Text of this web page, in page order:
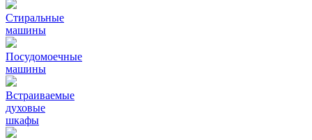
Стиральные
машины
Посудомоечные
машины
Встраиваемые
духовые
шкафы